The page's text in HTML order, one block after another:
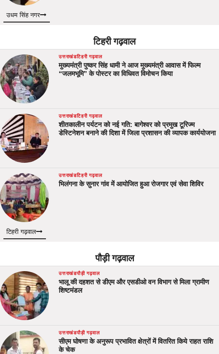
उधम सिंह नगर
टिहरी गढ़वाल
उत्तराखंडटिहरी गढ़वाल
मुख्यमंत्री पुष्कर सिंह धामी ने आज मुख्यमंत्री आवास में फिल्म
“जलमभूमि” के पोस्टर का विधिवत विमोचन किया
उत्तराखंडटिहरी गढ़वाल
शीतकालीन पर्यटन को नई गति: बागेश्वर को प्रमुख टूरिज्म
डेस्टिनेशन बनाने की दिशा में जिला प्रशासन की व्यापक कार्ययोजना
उत्तराखंडटिहरी गढ़वाल
भिलंगना के सुनार गांव में आयोजित हुआ रोजगार एवं सेवा शिविर
टिहरी गढ़वाल
पौड़ी गढ़वाल
उत्तराखंडपौड़ी गढ़वाल
भालू की दहशत से डीएम और एसडीओ वन विभाग से मिला ग्रामीण
शिष्टमंडल
उत्तराखंडपौड़ी गढ़वाल
सीएम घोषणा के अनुरूप प्रभावित क्षेत्रों में वितरित किये राहत राशि
के चेक